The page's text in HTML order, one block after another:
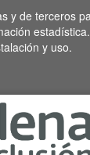
y de terceros
y uso.